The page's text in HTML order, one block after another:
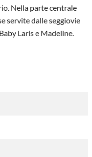
Nella parte centrale
servite dalle seggiovie
Laris e Madeline.